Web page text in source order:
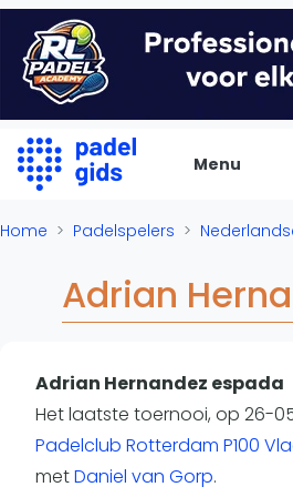
Menu
De Padel Gids
Alle padel locaties
Padelwinkels
Organisatie
Merken
Banenbouwers
Overige categorien
Home Padelspelers
Adrian
Adrian Hernandez espada
Het laatste toernooi, op 26-
Padelclub Rotterdam P100
metDaniel van Gorp.